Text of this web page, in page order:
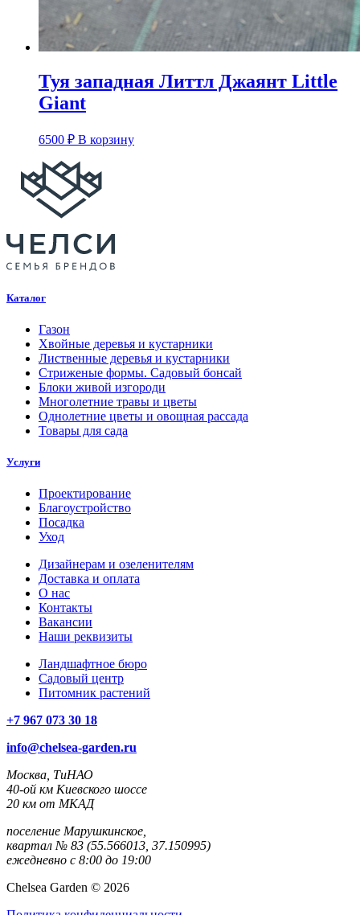
Туя западная Литтл Джаянт Little
Giant
6500 ₽ В корзину
Каталог
Газон
Хвойные деревья и кустарники
Лиственные деревья и кустарники
Стриженые формы. Садовый бонсай
Блоки живой изгороди
Многолетние травы и цветы
Однолетние цветы и овощная рассада
Товары для сада
Услуги
Проектирование
Благоустройство
Посадка
Уход
Дизайнерам и озеленителям
Доставка и оплата
О нас
Контакты
Вакансии
Наши реквизиты
Ландшафтное бюро
Садовый центр
Питомник растений
+7 967 073 30 18
info@chelsea-garden.ru
Москва, ТиНАО
40-ой км Киевского шоссе
20 км от МКАД
поселение Марушкинское,
квартал № 83 (55.566013, 37.150995)
ежедневно с 8:00 до 19:00
Chelsea Garden © 2026